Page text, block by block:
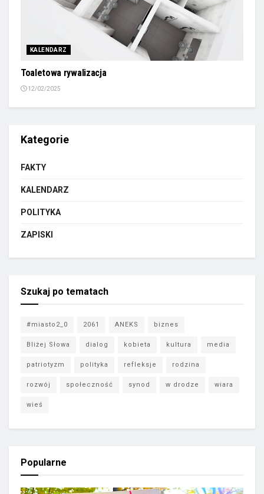
KALENDARZ
Toaletowa rywalizacja
12/02/2025
Kategorie
FAKTY
KALENDARZ
POLITYKA
ZAPISKI
Szukaj po tematach
#miasto2_0 2061 ANEKS biznes
Bliżej Słowa dialog kobieta kultura media
patriotyzm polityka refleksje rodzina
rozwój społeczność synod w drodze wiara
wieś
Popularne